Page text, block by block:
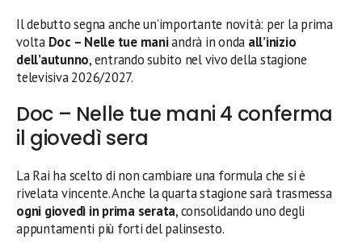
Il debutto segna anche un’importante novità: per la prima
volta Doc – Nelle tue maniandrà in onda all’inizio
dell’autunno, entrando subito nel vivo della stagione
televisiva 2026/2027.
Doc – Nelle tue mani 4 conferma
il giovedì sera
La Rai ha scelto di non cambiare una formula che si è
rivelata vincente. Anche la quarta stagione sarà trasmessa
ogni giovedì in prima serata, consolidando uno degli
appuntamenti più forti del palinsesto.